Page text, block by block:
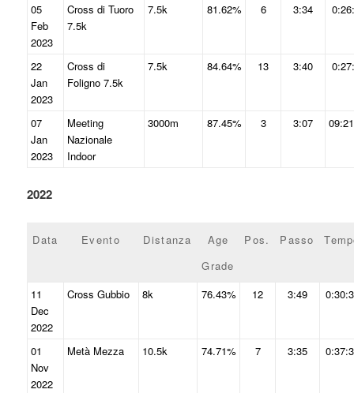
05
Feb
2023
Cross di Tuoro
7.5k
7.5k 81.62% 6 3:34
22
Jan
2023
Cross di
Foligno 7.5k
7.5k 84.64% 13 3:40
07
Jan
2023
Meeting
Nazionale
Indoor
3000m 87.45% 3 3:07
2022
Data Evento Distanza
Age
Grade
Pos. Passo
11
Dec
2022
Cross Gubbio 8k 76.43% 12 3:49
01
Nov
2022
Metà Mezza 10.5k 74.71% 7 3:35